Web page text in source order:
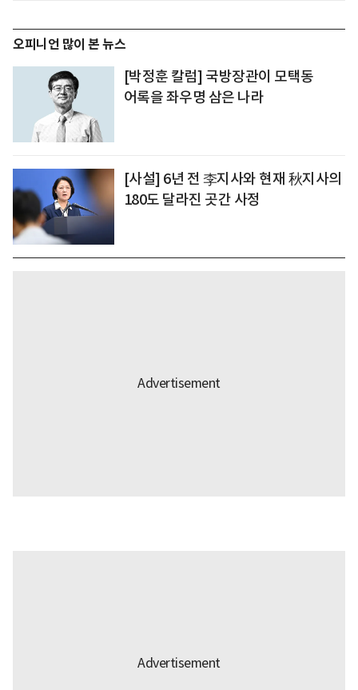
오피니언 많이 본 뉴스
[박정훈 칼럼] 국방장관이 모택동
어록을 좌우명 삼은 나라
[사설] 6년 전 李지사와 현재 秋지사의
180도 달라진 곳간 사정